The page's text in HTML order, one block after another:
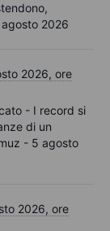
2026
2026, ore
- I record si
di un
- 5 agosto
2026, ore